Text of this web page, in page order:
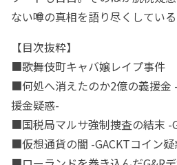
ない噂の真相を語り尽くしている
【目次抜粋】
■歌舞伎町キャバ嬢レイプ事件
■何処へ消えたのか2億の義援金
援金疑惑-
■国税局マルサ強制捜査の結末 -
■仮想通貨の闇 -GACKTコイン疑